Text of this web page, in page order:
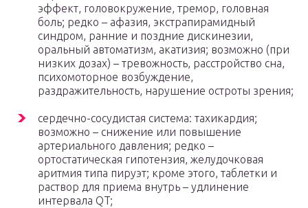
эффект, головокружение, тремор, головная
боль; редко – афазия, экстрапирамидный
синдром, ранние и поздние дискинезии,
оральный автоматизм, акатизия; возможно (при
низких дозах) – тревожность, расстройство сна,
психомоторное возбуждение,
раздражительность, нарушение остроты зрения;
сердечно-сосудистая система: тахикардия;
возможно – снижение или повышение
артериального давления; редко –
ортостатическая гипотензия, желудочковая
аритмия типа пируэт; кроме этого, таблетки и
раствор для приема внутрь – удлинение
интервала QT;